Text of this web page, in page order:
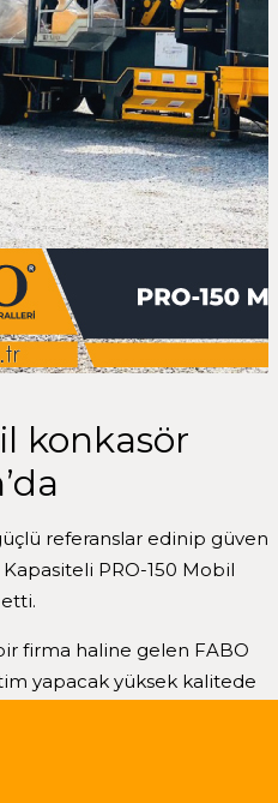
konkasör
referanslar edinip güven
PRO-150 Mobil
firma haline gelen FABO
yapacak yüksek kalitede
Tesisimiz hakkında